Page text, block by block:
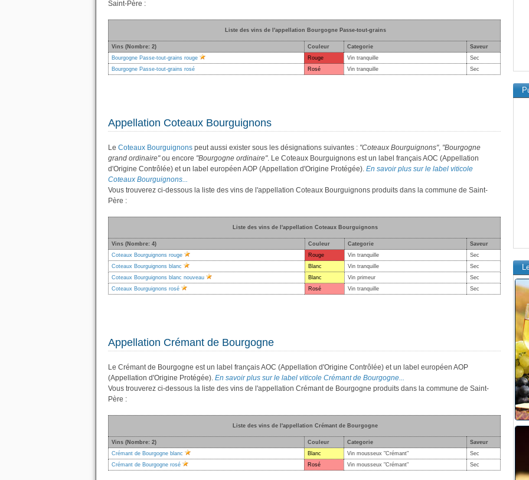
Saint-Père :
Liste des vins de l'appellation Bourgogne Passe-tout-grains
Vins (Nombre: 2) Couleur Categorie
Saveur
Bourgogne Passe-tout-grains rouge
Rouge Vin tranquille
Sec
Bourgogne Passe-tout-grains rosé
Rosé Vin tranquille Sec
Appellation Coteaux Bourguignons
Le Coteaux Bourguignons peut aussi exister sous les désignations suivantes : "Coteaux Bourguignons", "Bourgogne
grand ordinaire"ou encore "Bourgogne ordinaire". Le Coteaux Bourguignons est un label français AOC (Appellation
d'Origine Contrôlée) et un label européen AOP (Appellation d'Origine Protégée). En savoir plus sur le label viticole
Coteaux Bourguignons...
Vous trouverez ci-dessous la liste des vins de l'appellation Coteaux Bourguignons produits dans la commune de Saint-
Père :
Liste des vins de l'appellation Coteaux Bourguignons
Vins (Nombre: 4) Couleur Categorie
Saveur
Coteaux Bourguignons rouge
Rouge Vin tranquille
Sec
Coteaux Bourguignons blanc
Blanc Vin tranquille
Sec
Coteaux Bourguignons blanc nouveau
Blanc Vin primeur
Sec
Coteaux Bourguignons rosé
Rosé Vin tranquille Sec
Appellation Crémant de Bourgogne
Le Crémant de Bourgogne est un label français AOC (Appellation d'Origine Contrôlée) et un label européen AOP
(Appellation d'Origine Protégée). En savoir plus sur le label viticole Crémant de Bourgogne...
Vous trouverez ci-dessous la liste des vins de l'appellation Crémant de Bourgogne produits dans la commune de Saint-
Père :
Liste des vins de l'appellation Crémant de Bourgogne
Vins (Nombre: 2) Couleur Categorie
Saveur
Crémant de Bourgogne blanc
Blanc Vin mousseux "Crémant"
Sec
Crémant de Bourgogne rosé
Rosé Vin mousseux "Crémant" Sec